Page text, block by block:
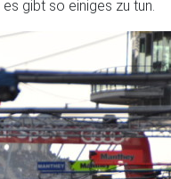
gibt so einiges zu tun.